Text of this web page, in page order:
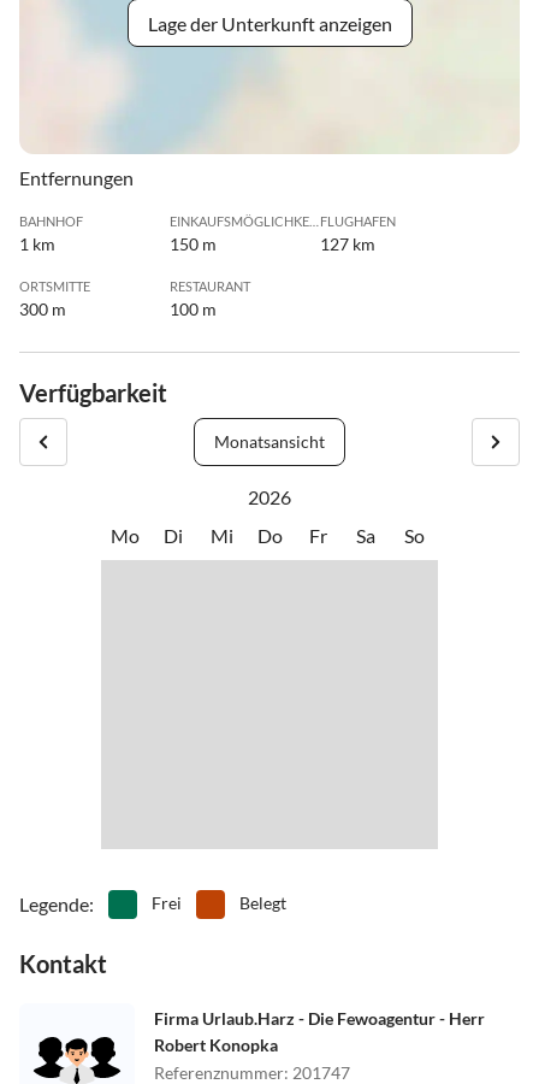
Lage der Unterkunft anzeigen
Entfernungen
BAHNHOF
1 km
EINKAUFSMÖGLICHKEIT
150 m
FLUGHAFEN
127 km
ORTSMITTE
300 m
RESTAURANT
100 m
Verfügbarkeit
Monatsansicht
2026
Mo
Di Mi Do Fr Sa So
Legende: Frei Belegt
Kontakt
Firma Urlaub.Harz - Die Fewoagentur - Herr
Robert Konopka
Referenznummer: 201747